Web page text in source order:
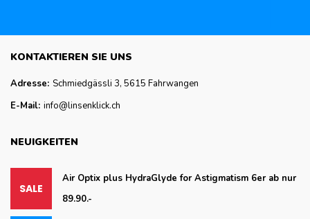
KONTAKTIEREN SIE UNS
Adresse: Schmiedgässli 3, 5615 Fahrwangen
E-Mail: info@linsenklick.ch
NEUIGKEITEN
Air Optix plus HydraGlyde for Astigmatism 6er ab nur
89.90.-